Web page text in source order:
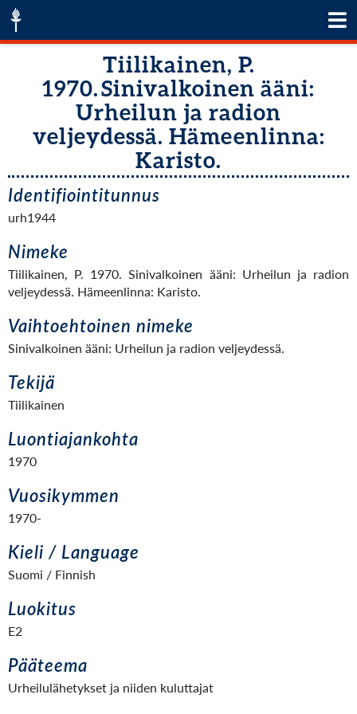
Tiilikainen, P.
1970. Sinivalkoinen ääni:
Urheilun ja radion
veljeydessä. Hämeenlinna:
Karisto.
Identifiointitunnus
urh1944
Nimeke
Tiilikainen, P. 1970. Sinivalkoinen ääni: Urheilun ja radion
veljeydessä. Hämeenlinna: Karisto.
Vaihtoehtoinen nimeke
Sinivalkoinen ääni: Urheilun ja radion veljeydessä.
Tekijä
Tiilikainen
Luontiajankohta
1970
Vuosikymmen
1970-
Kieli / Language
Suomi / Finnish
Luokitus
E2
Pääteema
Urheilulähetykset ja niiden kuluttajat